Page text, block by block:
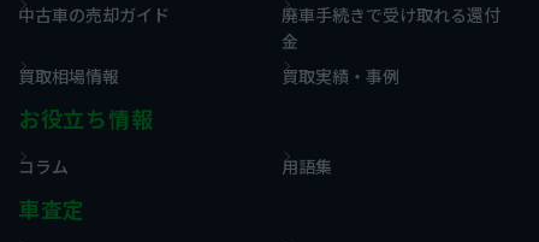
中古車の売却ガイド
廃車手続きで受け取れる還付
金
買取相場情報
買取実績・事例
お役立ち情報
コラム 用語集
車査定